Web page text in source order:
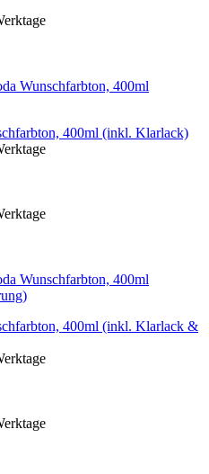
400ml (inkl. Klarlack)
400ml (inkl. Klarlack &